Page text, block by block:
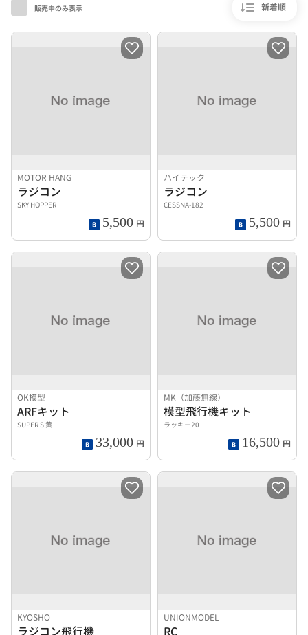
新着順
販売中のみ表示
MOTOR HANG
ラジコン
SKY HOPPER
5,500 円
ハイテック
ラジコン
CESSNA-182
5,500 円
OK模型
ARFキット
SUPER S 黄
33,000 円
MK（加藤無線）
模型飛行機キット
ラッキー20
16,500 円
KYOSHO
ラジコン飛行機
UNIONMODEL
RC